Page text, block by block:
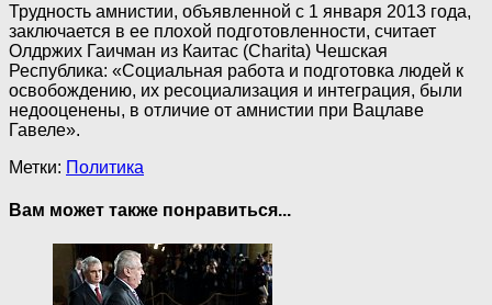
Трудность амнистии, объявленной с 1 января 2013 года,
заключается в ее плохой подготовленности, считает
Олдржих Гаичман из Каитас (Charita) Чешская
Республика: «Социальная работа и подготовка людей к
освобождению, их ресоциализация и интеграция, были
недооценены, в отличие от амнистии при Вацлаве
Гавеле».
Метки: Политика
Вам может также понравиться...